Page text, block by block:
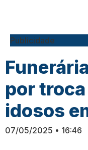
Publicidade
por
idosos
07/05/2025 16:46